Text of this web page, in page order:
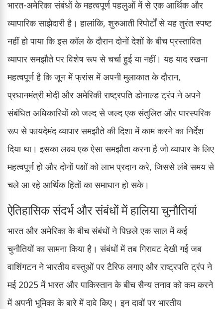
भारत-अमेरिका संबंधों के महत्वपूर्ण पहलुओं में से एक आर्थिक और
व्यापारिक साझेदारी है। हालांकि, शुरुआती रिपोर्टों से यह तुरंत स्पष्ट
नहीं हो पाया कि इस कॉल के दौरान दोनों देशों के बीच प्रस्तावित
व्यापार समझौते पर विशेष रूप से चर्चा हुई या नहीं। यह याद रखना
महत्वपूर्ण है कि जून में फ्रांस में अपनी मुलाकात के दौरान,
प्रधानमंत्री मोदी और अमेरिकी राष्ट्रपति डोनाल्ड ट्रंप ने अपने
संबंधित अधिकारियों को जल्द से जल्द एक संतुलित और पारस्परिक
रूप से फायदेमंद व्यापार समझौते की दिशा में काम करने का निर्देश
दिया था। इसका लक्ष्य एक ऐसा समझौता करना है जो व्यापार के लिए
महत्वपूर्ण हो और दोनों पक्षों को लाभ प्रदान करे, जिससे लंबे समय से
चले आ रहे आर्थिक हितों का समाधान हो सके।
ऐतिहासिक संदर्भ और संबंधों में हालिया चुनौतियां
भारत और अमेरिका के बीच संबंधों ने पिछले एक साल में कई
चुनौतियों का सामना किया है। संबंधों में तब गिरावट देखी गई जब
वाशिंगटन ने भारतीय वस्तुओं पर टैरिफ लगाए और राष्ट्रपति ट्रंप ने
मई 2025 में भारत और पाकिस्तान के बीच सैन्य तनाव को कम करने
में अपनी भूमिका के बारे में दावे किए। इन दावों पर भारतीय